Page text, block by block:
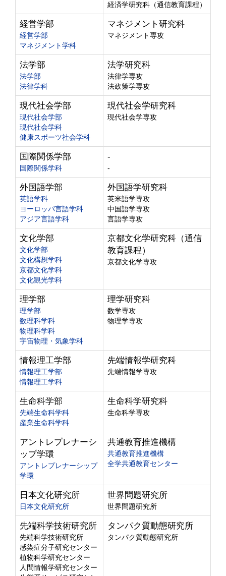
経済学研究科（通信教育課程）
経営学部
経営学部
マネジメント学科
マネジメント研究科
マネジメント専攻
法学部
法学部
法律学科
法学研究科
法律学専攻
法政策学専攻
現代社会学部
現代社会学部
現代社会学科
健康スポーツ社会学科
現代社会学研究科
現代社会学専攻
国際関係学部
国際関係学科
-
-
外国語学部
英語学科
ヨーロッパ言語学科
アジア言語学科
外国語学研究科
英米語学専攻
中国語学専攻
言語学専攻
文化学部
文化学部
文化構想学科
京都文化学科
文化観光学科
京都文化学研究科（通信
教育課程）
京都文化学専攻
理学部
理学部
数理科学科
物理科学科
宇宙物理・気象学科
理学研究科
数学専攻
物理学専攻
情報理工学部
情報理工学部
情報理工学科
先端情報学研究科
先端情報学専攻
生命科学部
先端生命科学科
産業生命科学科
生命科学研究科
生命科学専攻
アントレプレナーシ
ップ学環
アントレプレナーシップ
学環
共通教育推進機構
共通教育推進機構
全学共通教育センター
日本文化研究所
日本文化研究所
世界問題研究所
世界問題研究所
先端科学技術研究所
先端科学技術研究所
感染症分子研究センター
植物科学研究センター
人間情報学研究センター
タンパク質動態研究所
タンパク質動態研究所